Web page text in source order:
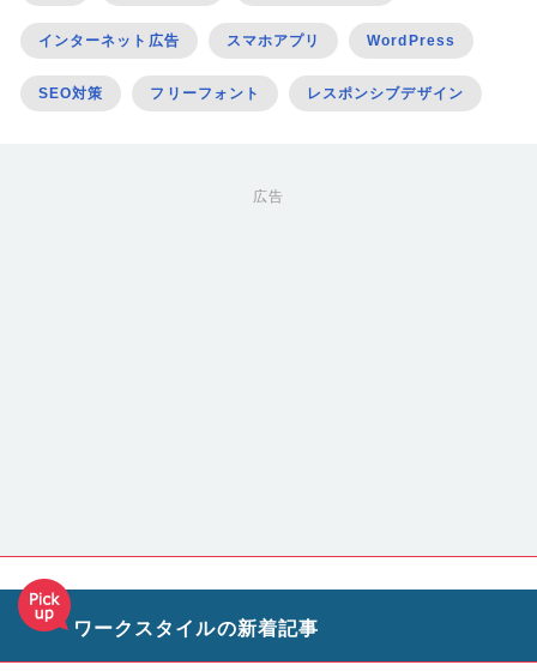
インターネット広告 スマホアプリ WordPress
SEO対策 フリーフォント レスポンシブデザイン
広告
ワークスタイルの新着記事